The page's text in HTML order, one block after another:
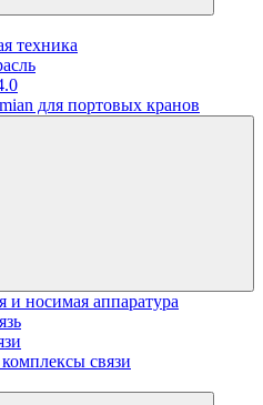
техника
для портовых кранов
и носимая аппаратура
связи